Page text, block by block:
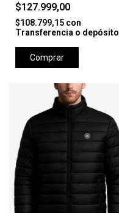
$127.999,00
$108.799,15 con
Transferencia o depósito
Comprar